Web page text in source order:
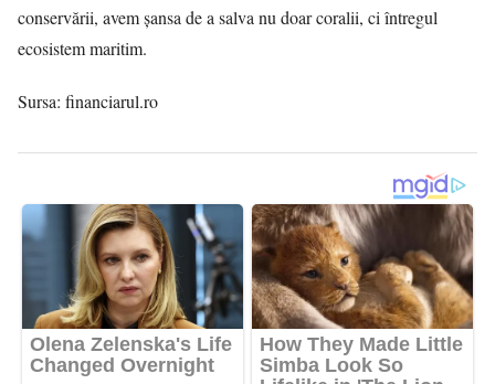
conservării, avem șansa de a salva nu doar coralii, ci întregul
ecosistem maritim.
Sursa: financiarul.ro